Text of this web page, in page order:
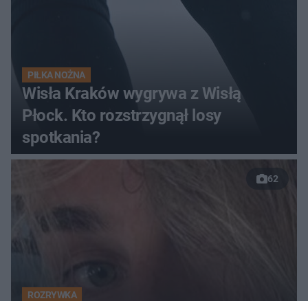
PIŁKA NOŻNA
Wisła Kraków wygrywa z Wisłą
Płock. Kto rozstrzygnął losy
spotkania?
62
ROZRYWKA